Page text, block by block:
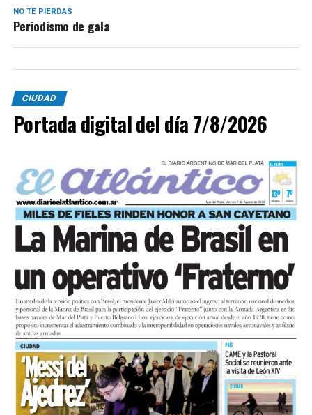
NO TE PIERDAS
Periodismo de gala
CIUDAD
Portada digital del día 7/8/2026